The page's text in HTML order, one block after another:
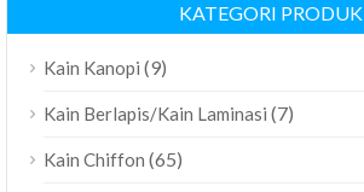
KATEGORI PRODUK
Kain Kanopi (9)
Kain Berlapis/Kain Laminasi (7)
Kain Chiffon (65)